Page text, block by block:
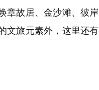
故居、金沙滩、彼岸
文旅元素外，这里还